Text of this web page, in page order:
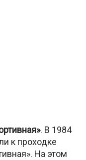
. В 1984
к проходке
На этом